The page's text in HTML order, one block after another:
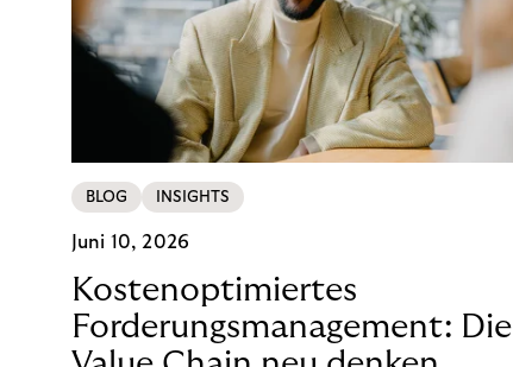
BLOG INSIGHTS
Juni 10, 2026
Kostenoptimiertes
Forderungsmanagement: Die